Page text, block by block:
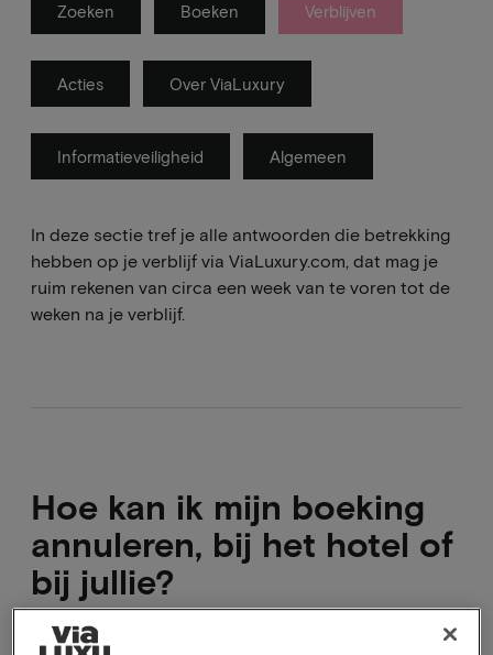
Zoeken Boeken Verblijven
Acties Over ViaLuxury
Informatieveiligheid Algemeen
In deze sectie tref je alle antwoorden die betrekking
hebben op je verblijf via ViaLuxury.com, dat mag je
ruim rekenen van circa een week van te voren tot de
weken na je verblijf.
Hoe kan ik mijn boeking
annuleren, bij het hotel of
bij jullie?
Direct annuleren kan via de bevestiging mail en niet